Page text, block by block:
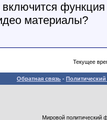
включится
материалы?
Текущее
Обратная связь -
Мировой политический